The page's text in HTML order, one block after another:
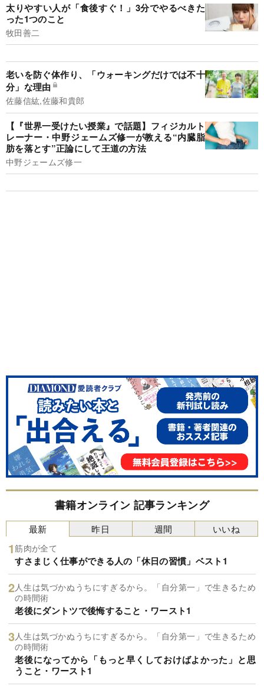
太りやすい人が「食後すぐ！」3分でやるべきた
った1つのこと
牧田善二
老いを防ぐ体作り、「ウォーキングだけでは不十
分」な理由
佐藤信紘,佐藤和貴郎
【『世界一受けたい授業』で話題】フィジカルト
レーナー・中野ジェームズ修一が教える“内臓脂
肪を落とす”正論にして王道の方法
中野ジェームズ修一
書籍オンライン 記事ランキング
最新
筋肉が全て
すさまじく仕事ができる人の「休日の習慣」ベスト1
人生は気づかぬうちにすぎるから。「自分第一」で生きるため
の時間術
老後にダントツで後悔すること・ワースト1
人生は気づかぬうちにすぎるから。「自分第一」で生きるため
の時間術
老後になってから「もっと早くしておけばよかった」と思
うこと・ワースト1
昨日 週間 いいね